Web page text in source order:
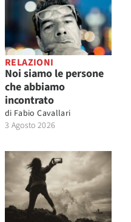
RELAZIONI
Noi siamo le persone
che abbiamo
incontrato
di Fabio Cavallari
3 Agosto 2026